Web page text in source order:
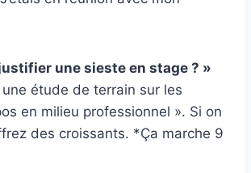
une sieste en stage ? »
étude de terrain sur les
en milieu professionnel ». Si on
des croissants. *Ça marche 9